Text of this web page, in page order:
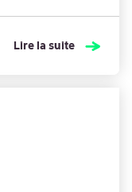
Lire la suite